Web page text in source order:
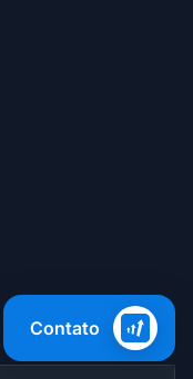
Contato